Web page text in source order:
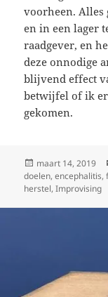
voorheen. Alles
en in een lager
raadgever, en
deze onnodige
blijvend effect
betwijfel of ik
gekomen.
Geplaatst
op
maart 14, 2019
doelen,encephalitis,
herstel,Improvising